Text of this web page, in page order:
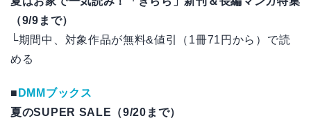
（9/9まで）
└期間中、対象作品が無料&値引（1冊71円から）で読
める
■ DMMブックス
夏のSUPER SALE（9/20まで）